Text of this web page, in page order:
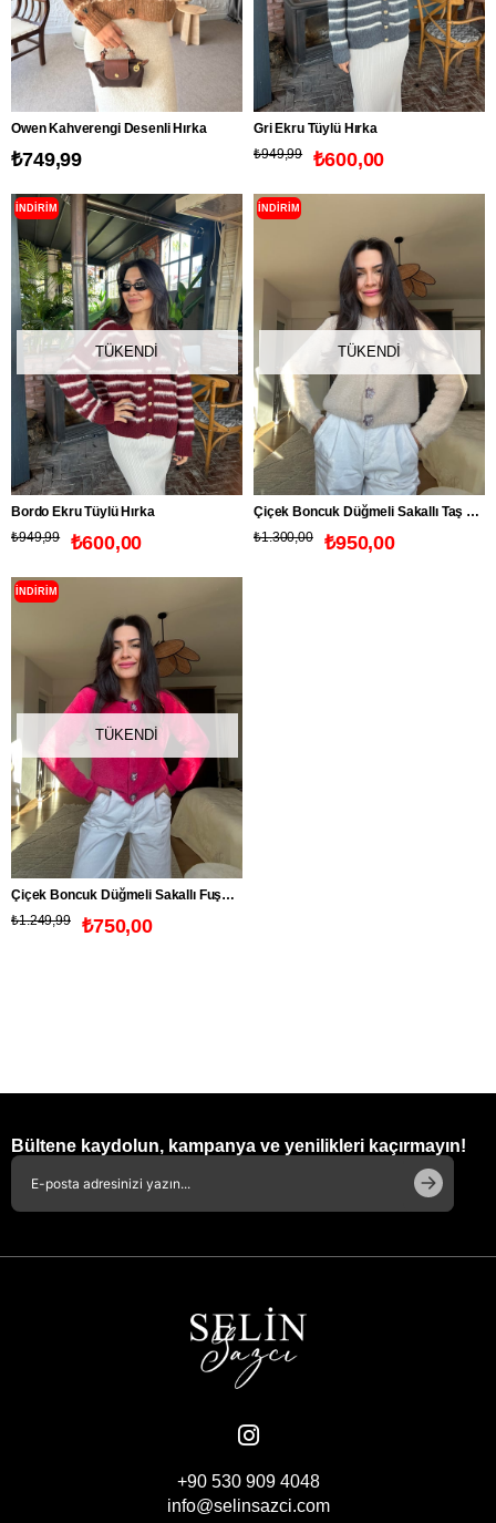
Owen Kahverengi Desenli Hırka
₺749,99
Gri Ekru Tüylü Hırka
₺600,00
₺949,99
TÜKENDI
Bordo Ekru Tüylü Hırka
₺600,00
₺949,99
İNDIRIM
TÜKENDI
Çiçek Boncuk Düğmeli Sakallı Taş Hırka
₺950,00
₺1.300,00
İNDIRIM
TÜKENDI
Çiçek Boncuk Düğmeli Sakallı Fuşya Hırka
₺750,00
₺1.249,99
İNDIRIM
Bültene kaydolun, kampanya ve yenilikleri kaçırmayın!
+90 530 909 4048
info@selinsazci.com